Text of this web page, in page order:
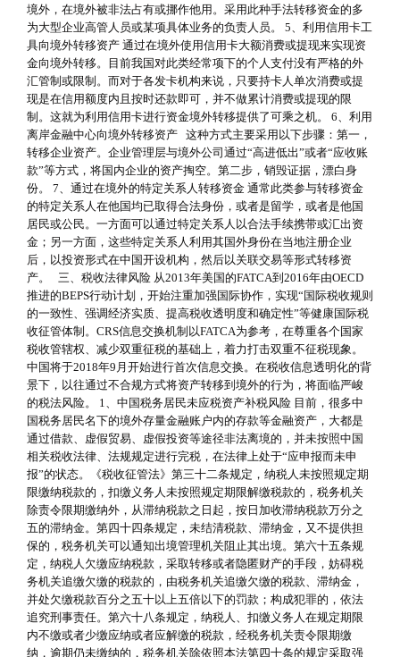
境外，在境外被非法占有或挪作他用。采用此种手法转移资金的多
为大型企业高管人员或某项具体业务的负责人员。 5、利用信用卡工
具向境外转移资产 通过在境外使用信用卡大额消费或提现来实现资
金向境外转移。目前我国对此类经常项下的个人支付没有严格的外
汇管制或限制。而对于各发卡机构来说，只要持卡人单次消费或提
现是在信用额度内且按时还款即可，并不做累计消费或提现的限
制。这就为利用信用卡进行资金境外转移提供了可乘之机。 6、利用
离岸金融中心向境外转移资产 这种方式主要采用以下步骤：第一，
转移企业资产。企业管理层与境外公司通过“高进低出”或者“应收账
款”等方式，将国内企业的资产掏空。第二步，销毁证据，漂白身
份。 7、通过在境外的特定关系人转移资金 通常此类参与转移资金
的特定关系人在他国均已取得合法身份，或者是留学，或者是他国
居民或公民。一方面可以通过特定关系人以合法手续携带或汇出资
金；另一方面，这些特定关系人利用其国外身份在当地注册企业
后，以投资形式在中国开设机构，然后以关联交易等形式转移资
产。 三、税收法律风险 从2013年美国的FATCA到2016年由OECD
推进的BEPS行动计划，开始注重加强国际协作，实现“国际税收规则
的一致性、强调经济实质、提高税收透明度和确定性”等健康国际税
收征管体制。CRS信息交换机制以FATCA为参考，在尊重各个国家
税收管辖权、减少双重征税的基础上，着力打击双重不征税现象。
中国将于2018年9月开始进行首次信息交换。在税收信息透明化的背
景下，以往通过不合规方式将资产转移到境外的行为，将面临严峻
的税法风险。 1、中国税务居民未应税资产补税风险 目前，很多中
国税务居民名下的境外存量金融账户内的存款等金融资产，大都是
通过借款、虚假贸易、虚假投资等途径非法离境的，并未按照中国
相关税收法律、法规规定进行完税，在法律上处于“应申报而未申
报”的状态。《税收征管法》第三十二条规定，纳税人未按照规定期
限缴纳税款的，扣缴义务人未按照规定期限解缴税款的，税务机关
除责令限期缴纳外，从滞纳税款之日起，按日加收滞纳税款万分之
五的滞纳金。第四十四条规定，未结清税款、滞纳金，又不提供担
保的，税务机关可以通知出境管理机关阻止其出境。第六十五条规
定，纳税人欠缴应纳税款，采取转移或者隐匿财产的手段，妨碍税
务机关追缴欠缴的税款的，由税务机关追缴欠缴的税款、滞纳金，
并处欠缴税款百分之五十以上五倍以下的罚款；构成犯罪的，依法
追究刑事责任。第六十八条规定，纳税人、扣缴义务人在规定期限
内不缴或者少缴应纳或者应解缴的税款，经税务机关责令限期缴
纳，逾期仍未缴纳的，税务机关除依照本法第四十条的规定采取强